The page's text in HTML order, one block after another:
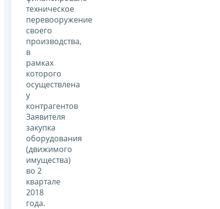
техническое
перевооружение
своего
производства,
в
рамках
которого
осуществлена
у
контрагентов
Заявителя
закупка
оборудования
(движимого
имущества)
во 2
квартале
2018
года.